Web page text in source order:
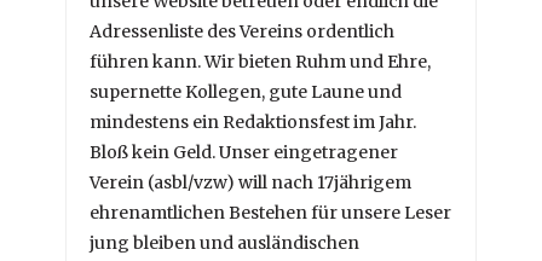
Adressenliste des Vereins ordentlich
führen kann. Wir bieten Ruhm und Ehre,
supernette Kollegen, gute Laune und
mindestens ein Redaktionsfest im Jahr.
Bloß kein Geld. Unser eingetragener
Verein (asbl/vzw) will nach 17jährigem
ehrenamtlichen Bestehen für unsere Leser
jung bleiben und ausländischen